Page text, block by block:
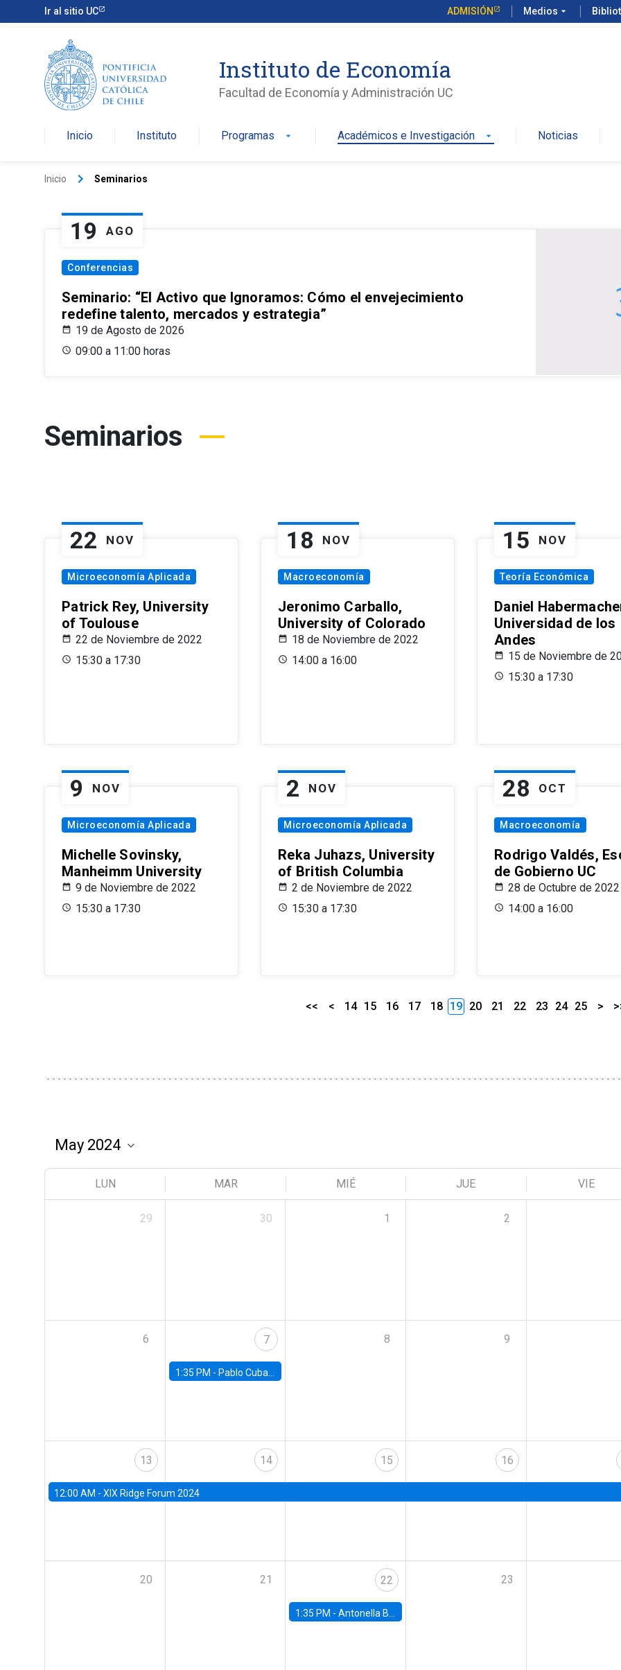
Ir al sitio UC ADMISIÓN Medios arrow_drop_down
Instituto de Economía
Facultad de Economía y Administración UC
Inicio Instituto Programas arrow_drop_down Académicos e Investigación arrow_drop_down Noticias
Inicio keyboard_arrow_right Seminarios
19 AGO
Conferencias
Seminario: “El Activo que Ignoramos: Cómo el envejecimiento
redefine talento, mercados y estrategia”
19 de Agosto de 2026
09:00 a 11:00 horas
Seminarios
22 NOV
Microeconomía Aplicada
Patrick Rey, University
of Toulouse
22 de Noviembre de 2022
15:30 a 17:30
18 NOV
Macroeconomía
Jeronimo Carballo,
University of Colorado
18 de Noviembre de 2022
14:00 a 16:00
15 NOV
Teoría Económica
Daniel
Universidad de los
Andes
15 de Noviembre de
15:30 a 17:30
9 NOV
Microeconomía Aplicada
Michelle Sovinsky,
Manheimm University
9 de Noviembre de 2022
15:30 a 17:30
2 NOV
Microeconomía Aplicada
Reka Juhazs, University
of British Columbia
2 de Noviembre de 2022
15:30 a 17:30
28 OCT
Macroeconomía
Rodrigo Valdés,
de Gobierno UC
28 de Octubre de 2022
14:00 a 16:00
<< < 14 15 16 17 18 19 20 21 22 23 24 25 >
LUN MAR MIÉ JUE VIE
29 30 1 2
6 7
1:35 PM - Pablo Cuba, FED Board
8 9
13
12:00 AM - XIX Ridge Forum 2024
14 15 16
20 21 22
1:35 PM -Antonella Bancalari, Institute for Fiscal Studies (IFS) and Research Associate at University College London (UCL)
23